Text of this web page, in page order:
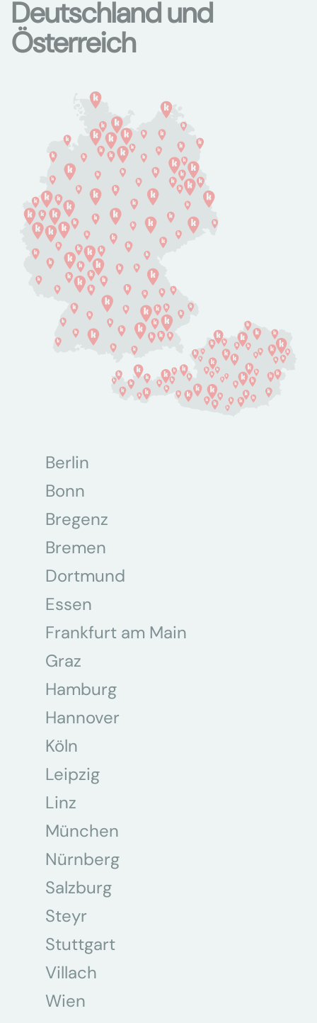
Deutschland und
Österreich
Berlin
Bonn
Bregenz
Bremen
Dortmund
Essen
Frankfurt am Main
Graz
Hamburg
Hannover
Köln
Leipzig
Linz
München
Nürnberg
Salzburg
Steyr
Stuttgart
Villach
Wien